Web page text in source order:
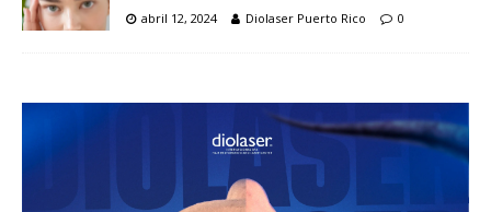
abril 12, 2024 Diolaser Puerto Rico 0